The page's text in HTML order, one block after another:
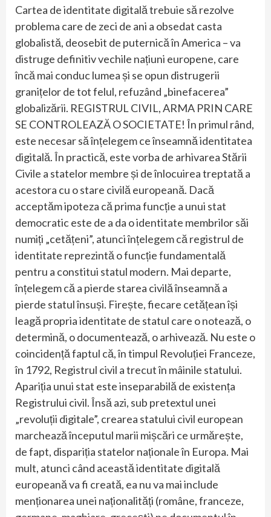
Cartea de identitate digitală trebuie să rezolve
problema care de zeci de ani a obsedat casta
globalistă, deosebit de puternică în America – va
distruge definitiv vechile națiuni europene, care
încă mai conduc lumea și se opun distrugerii
granițelor de tot felul, refuzând „binefacerea”
globalizării. REGISTRUL CIVIL, ARMA PRIN CARE
SE CONTROLEAZĂ O SOCIETATE! În primul rând,
este necesar să înțelegem ce înseamnă identitatea
digitală. În practică, este vorba de arhivarea Stării
Civile a statelor membre și de înlocuirea treptată a
acestora cu o stare civilă europeană. Dacă
acceptăm ipoteza că prima funcție a unui stat
democratic este de a da o identitate membrilor săi
numiți „cetățeni”, atunci înțelegem că registrul de
identitate reprezintă o funcție fundamentală
pentru a constitui statul modern. Mai departe,
înțelegem că a pierde starea civilă înseamnă a
pierde statul însuși. Firește, fiecare cetățean își
leagă propria identitate de statul care o notează, o
determină, o documentează, o arhivează. Nu este o
coincidență faptul că, în timpul Revoluției Franceze,
în 1792, Registrul civil a trecut în mâinile statului.
Apariția unui stat este inseparabilă de existența
Registrului civil. Însă azi, sub pretextul unei
„revoluții digitale”, crearea statului civil european
marchează începutul marii mișcări ce urmărește,
de fapt, dispariția statelor naționale în Europa. Mai
mult, atunci când această identitate digitală
europeană va fi creată, ea nu va mai include
menționarea unei naționalități (române, franceze,